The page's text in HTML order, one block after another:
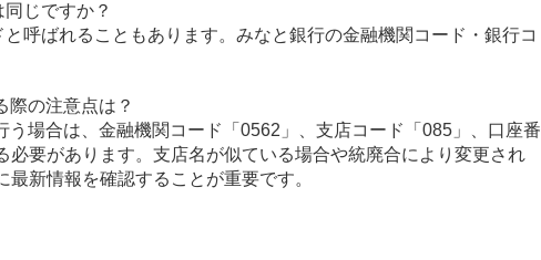
じですか？
呼ばれることもあります。みなと銀行の金融機関コード・銀行コ
際の注意点は？
う場合は、金融機関コード「0562」、支店コード「085」、口座番
必要があります。支店名が似ている場合や統廃合により変更され
新情報を確認することが重要です。